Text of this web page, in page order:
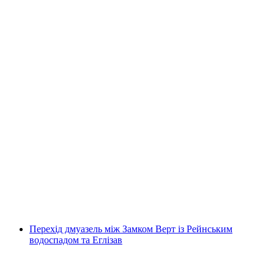
Перехід дмуазель між Замком Верт із Рейнським
водоспадом та Еглізав